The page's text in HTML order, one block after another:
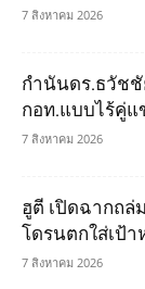
7 สิงหาคม 2026
กำนันดร.ธวัชชั
กอท.แบบไร้คู่แ
7 สิงหาคม 2026
ฮูตี เปิดฉากถ
โดรนตกใส่เป้า
7 สิงหาคม 2026